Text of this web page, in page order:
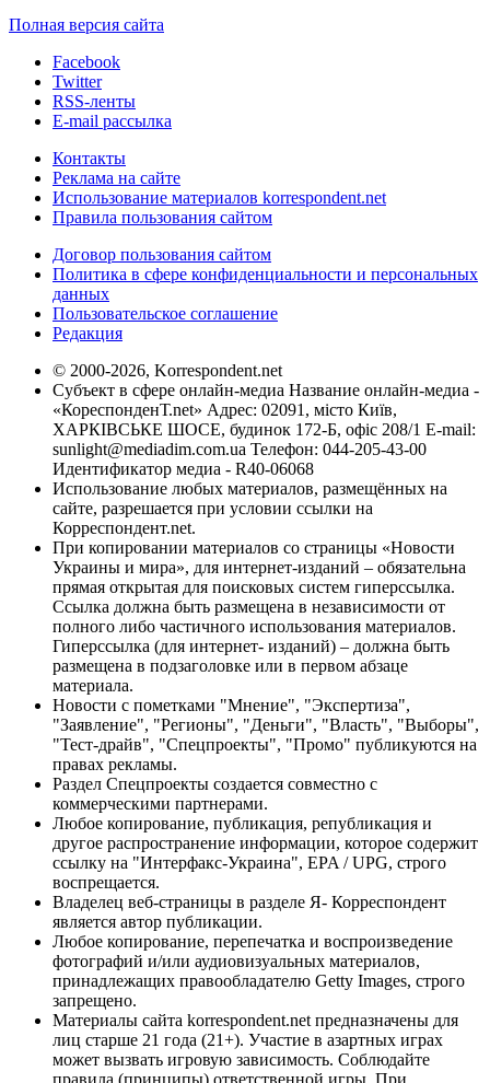
Полная версия сайта
Facebook
Twitter
RSS-ленты
E-mail рассылка
Контакты
Реклама на сайте
Использование материалов korrespondent.net
Правила пользования сайтом
Договор пользования сайтом
Политика в сфере конфиденциальности и персональных
данных
Пользовательское соглашение
Редакция
© 2000-2026, Korrespondent.net
Субъект в сфере онлайн-медиа Название онлайн-медиа -
«КореспонденТ.net» Адрес: 02091, місто Київ,
ХАРКІВСЬКЕ ШОСЕ, будинок 172-Б, офіс 208/1 E-mail:
sunlight@mediadim.com.ua Телефон: 044-205-43-00
Идентификатор медиа - R40-06068
Использование любых материалов, размещённых на
сайте, разрешается при условии ссылки на
Корреспондент.net.
При копировании материалов со страницы «Новости
Украины и мира», для интернет-изданий – обязательна
прямая открытая для поисковых систем гиперссылка.
Ссылка должна быть размещена в независимости от
полного либо частичного использования материалов.
Гиперссылка (для интернет- изданий) – должна быть
размещена в подзаголовке или в первом абзаце
материала.
Новости с пометками "Мнение", "Экспертиза",
"Заявление", "Регионы", "Деньги", "Власть", "Выборы",
"Тест-драйв", "Спецпроекты", "Промо" публикуются на
правах рекламы.
Раздел Спецпроекты создается совместно с
коммерческими партнерами.
Любое копирование, публикация, републикация и
другое распространение информации, которое содержит
ссылку на "Интерфакс-Украина", EPA / UPG, строго
воспрещается.
Владелец веб-страницы в разделе Я- Корреспондент
является автор публикации.
Любое копирование, перепечатка и воспроизведение
фотографий и/или аудиовизуальных материалов,
принадлежащих правообладателю Getty Images, строго
запрещено.
Материалы сайта korrespondent.net предназначены для
лиц старше 21 года (21+). Участие в азартных играх
может вызвать игровую зависимость. Соблюдайте
правила (принципы) ответственной игры. При